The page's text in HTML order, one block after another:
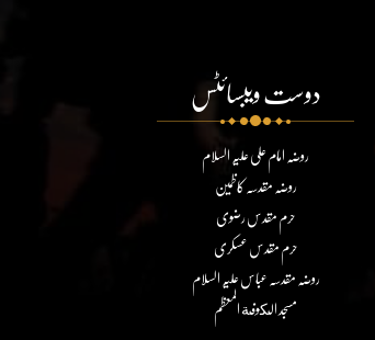
دوست ویبسائٹس
روضہ امام علی علیہ السلام
روضہ مقدسہ کاظمین
حرم مقدس رضوی
حرم مقدس عسکری
روضہ مقدسہ عباس علیہ السلام
مسجد الكوفة المعظم